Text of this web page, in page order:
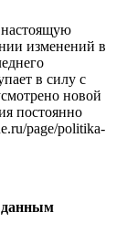
настоящую
изменений в
в силу с
новой
постоянно
page/politika-
данным